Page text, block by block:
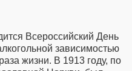
Всероссийский День
зависимостью
жизни. В 1913 году, по